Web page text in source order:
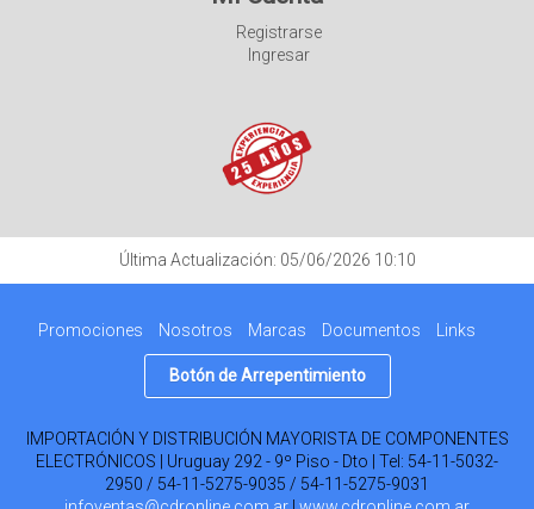
Registrarse
Ingresar
Última Actualización: 05/06/2026 10:10
Promociones Nosotros Marcas Documentos Links
Botón de Arrepentimiento
IMPORTACIÓN Y DISTRIBUCIÓN MAYORISTA DE COMPONENTES
ELECTRÓNICOS | Uruguay 292 - 9º Piso - Dto | Tel: 54-11-5032-
2950 / 54-11-5275-9035 / 54-11-5275-9031